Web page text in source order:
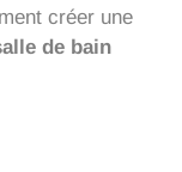
créer une
de bain